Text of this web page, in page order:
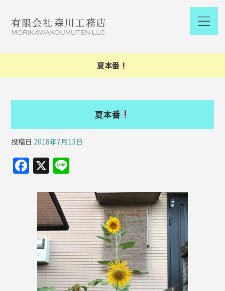
夏本番
夏本番
投稿日 2018年7月13日
F
c
e
b
o
o
k
X
e